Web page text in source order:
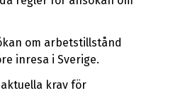
om arbetstillstånd
inresa i Sverige.
krav för